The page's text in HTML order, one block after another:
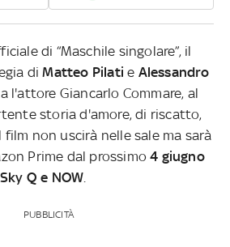
di “Maschile singolare”, il
diMatteo Pilati e Alessandro
l'attore Giancarlo Commare, al
storia d'amore, di riscatto,
film non uscirà nelle sale ma sarà
Prime dal prossimo4 giugno
Q e NOW
PUBBLICITÀ